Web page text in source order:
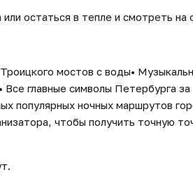
остаться в тепле и смотреть на
мостов с воды•
главные символы Петербурга за
популярных ночных маршрутов
чтобы получить точную